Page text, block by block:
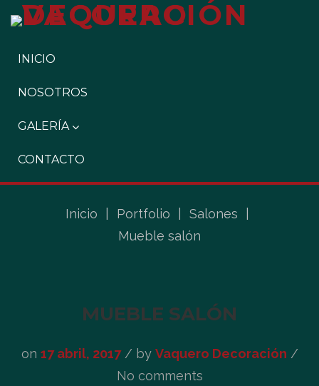
INICIO
NOSOTROS
GALERÍA
CONTACTO
Inicio Portfolio Salones
Mueble salón
MUEBLE SALÓN
on 17 abril, 2017/ by Vaquero Decoración /
No comments